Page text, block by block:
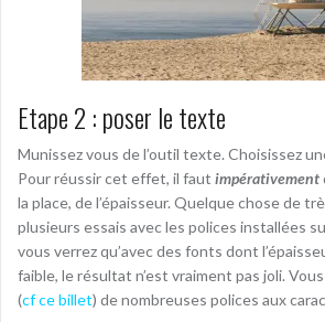
Etape 2 : poser le texte
Munissez vous de l’outil texte. Choisissez
Pour réussir cet effet, il faut impérativement
la place, de l’épaisseur. Quelque chose de
plusieurs essais avec les polices installées
vous verrez qu’avec des fonts dont
faible, le résultat n’est vraiment pas joli.
(cf ce billet) de nombreuses polices aux